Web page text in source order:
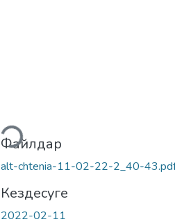
Жүктеу...
Файлдар
alt-chtenia-11-02-22-2_40-
Кездесуге
2022-02-11